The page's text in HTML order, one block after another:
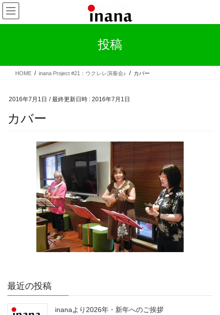
コ
ン
テ
ス
ナ
ビ
ゲ
ン
投稿
HOME inana Project #21：ウクレレ演奏会♪ カバー
2016年7月1日 / 最終更新日時 : 2016年7月1日
カバー
最近の投稿
inanaより2026年・新年へのご挨拶